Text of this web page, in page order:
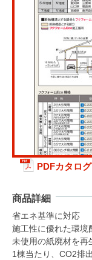
PDFカタログ
商品詳細
省エネ基準に対応
施工性に優れた環境
未使用の紙廃材を再
1棟当たり、CO2排